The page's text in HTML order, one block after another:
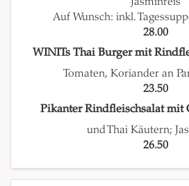
Auf Wunsch: inkl.
28.00
WINITs Thai Burger mit
Tomaten, Koriander an
23.50
Pikanter Rindfleischsalat mit
und Thai Käutern;
26.50